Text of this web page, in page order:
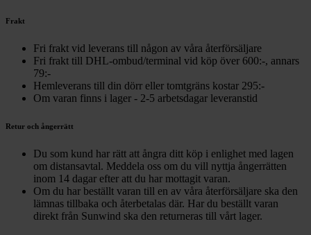
Frakt
Fri frakt vid leverans till någon av våra återförsäljare
Fri frakt till DHL-ombud/terminal vid köp över 600:-, annars
79:-
Hemleverans till din dörr eller tomtgräns kostar 295:-
Om varan finns i lager - 2-5 arbetsdagar leveranstid
Retur och ångerrätt
Du som kund har rätt att ångra ditt köp i enlighet med lagen
om distansavtal. Meddela oss om du vill nyttja ångerrätten
inom 14 dagar efter att du har mottagit varan.
Om du har beställt varan till en av våra återförsäljare ska den
lämnas tillbaka och återbetalas där. Har du beställt varan
direkt från Sunwind ska den returneras till vårt lager.